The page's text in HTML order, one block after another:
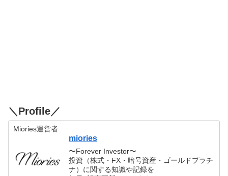
＼Profile／
Miories運営者
miories
〜Forever Investor〜
投資（株式・FX・暗号資産・ゴールドプラチ
ナ）に関する知識や記録を